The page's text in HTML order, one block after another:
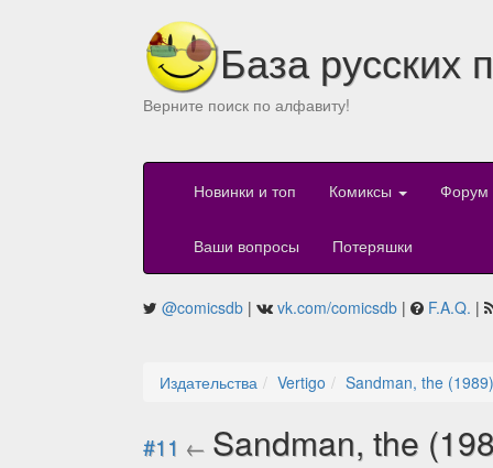
База русских
Верните поиск по алфавиту!
Новинки и топ Комиксы Форум
Ваши вопросы Потеряшки
@comicsdb | vk.com/comicsdb | F.A.Q. |
Издательства Vertigo Sandman, the (1989)
#11 ← Sandman, the